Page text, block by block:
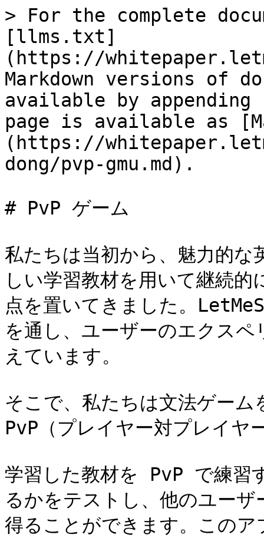
> For the complete
[llms.txt]
(https://
Markdown versions of
available by
page is available as
(https://
dong/pvp-gmu.md).
# PvP ゲーム
私たちは当初から、魅力的な
しい学習教材を用いて継続
点を置いてきました。
を通し、ユーザーのエクス
えています。
そこで、私たちは文法ゲー
PvP（プレイヤー対プレイヤ
学習した教材を PvP で練習
るかをテストし、他のユー
得ることができます。この